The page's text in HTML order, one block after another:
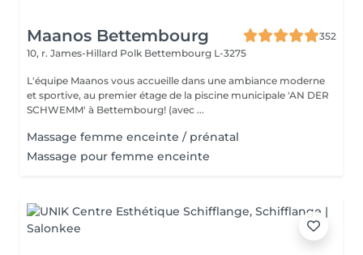
Maanos Bettembourg
352
10, r. James-Hillard Polk Bettembourg L-3275
L'équipe Maanos vous accueille dans une ambiance moderne
et sportive, au premier étage de la piscine municipale 'AN DER
SCHWEMM' à Bettembourg! (avec ...
Massage femme enceinte / prénatal
Massage pour femme enceinte